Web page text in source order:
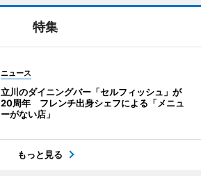
特集
ニュース
立川のダイニングバー「セルフィッシュ」が
20周年 フレンチ出身シェフによる「メニュ
ーがない店」
もっと見る